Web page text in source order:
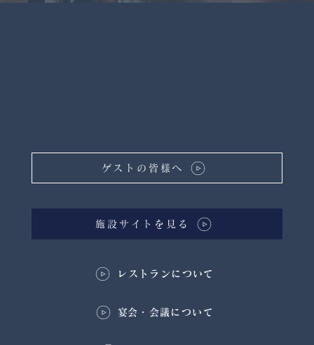
施設サイトを見る
ゲストの皆様へ
​宴会・会議について
レストランについて